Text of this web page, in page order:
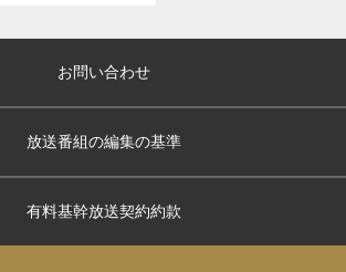
お問い合わせ
放送番組の編集の基準
有料基幹放送契約約款